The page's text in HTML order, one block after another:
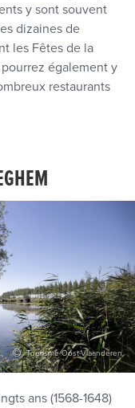
y sont souvent
dizaines de
les Fêtes de la
également y
restaurants
Toerisme Oost-Vlaanderen
ans (1568-1648)